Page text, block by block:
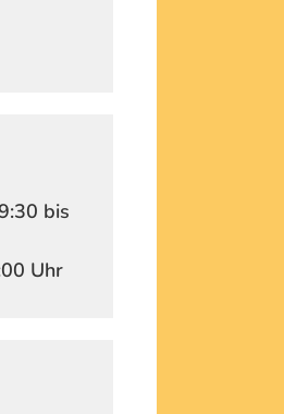
bis
Uhr